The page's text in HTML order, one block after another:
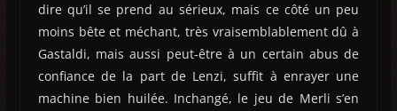
dire qu’il se prend au sérieux, mais ce côté un peu
moins bête et méchant, très vraisemblablement dû à
Gastaldi, mais aussi peut-être à un certain abus de
confiance de la part de Lenzi, suffit à enrayer une
machine bien huilée. Inchangé, le jeu de Merli s’en